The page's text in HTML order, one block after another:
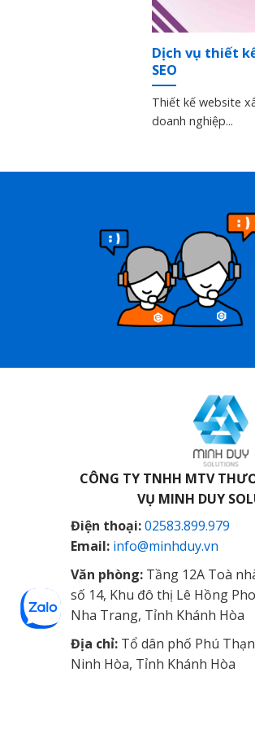
Dịch vụ thiết
SEO
Thiết kế website
doanh nghiệp...
CÔNG TY TNHH MTV
VỤ MINH DUY
Điện thoại:02583.899.979
Email: info@minhduy.vn
Văn phòng: Tầng 12A Toà
số 14, Khu đô thị Lê Hồng
Nha Trang, Tỉnh Khánh Hòa
Địa chỉ: Tổ dân phố Phú
Ninh Hòa, Tỉnh Khánh Hòa